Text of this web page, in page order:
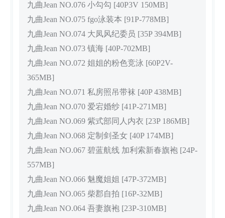
九曲Jean NO.076 小勾勾 [40P3V 150MB]
九曲Jean NO.075 fgo泳装本 [91P-778MB]
九曲Jean NO.074 大凤风纪委员 [35P 394MB]
九曲Jean NO.073 镇海 [40P-702MB]
九曲Jean NO.072 姐姐的粉色竞泳 [60P2V-
365MB]
九曲Jean NO.071 私房照吊带袜 [40P 438MB]
九曲Jean NO.070 爱宕婚纱 [41P-271MB]
九曲Jean NO.069 紫式部同人内衣 [23P 186MB]
九曲Jean NO.068 定制剑圣女 [40P 174MB]
九曲Jean NO.067 碧蓝航线 加利索新春旗袍 [24P-
557MB]
九曲Jean NO.066 魅魔姐姐 [47P-372MB]
九曲Jean NO.065 柴郡自拍 [16P-32MB]
九曲Jean NO.064 吾妻旗袍 [23P-310MB]